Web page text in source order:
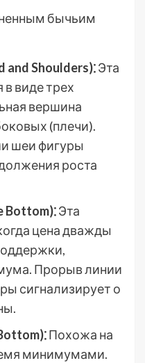
бычьим
and Shoulders)⁚Эта
виде трех
вершина
(плечи).
шеи фигуры
роста
Bottom)⁚Эта
цена дважды
Прорыв линии
сигнализирует о
Похожа на
минимумами.